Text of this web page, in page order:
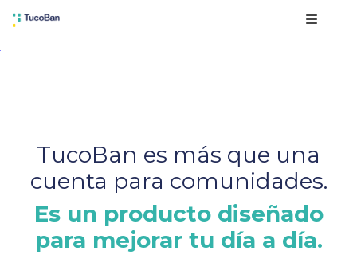
TucoBan es más que una
cuenta para comunidades.
Es un producto diseñado
para mejorar tu día a día.